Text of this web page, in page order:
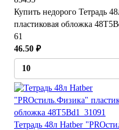
Купить недорого Тетрадь
пластиковая обложка
61
46.50 ₽
Тетрадь 48л Hatber